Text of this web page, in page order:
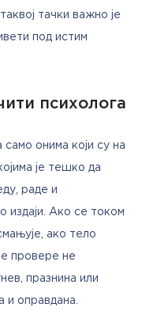
тачки важно је
под истим
психолога
онима који су на
је тешко да
раде и
издаји. Ако се током
ако тело
провере не
празнина или
и оправдана.